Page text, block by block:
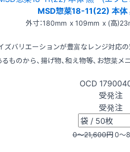
MSD惣菜18-11(22) 本
外寸：180mm x 109mm x (高
ズバリエーションが豊富なレンジ対応
ものから、揚げ物、和え物等、お惣菜
OCD
受発注
受発注
0〜21,600円0〜8